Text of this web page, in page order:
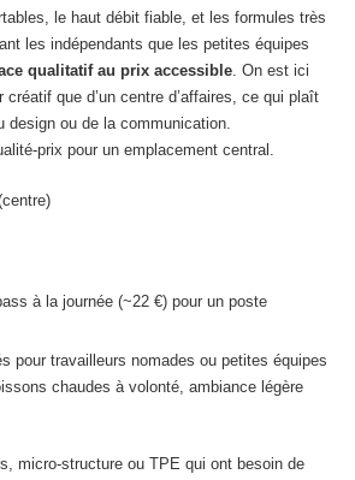
le haut débit fiable, et les formules très
les indépendants que les petites équipes
qualitatif au prix accessible. On est ici
créatif que d’un centre d’affaires, ce qui plaît
design ou de la communication.
prix pour un emplacement central.
à la journée (~22 €) pour un poste
pour travailleurs nomades ou petites équipes
chaudes à volonté, ambiance légère
micro-structure ou TPE qui ont besoin de